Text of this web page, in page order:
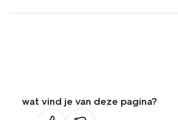
wat vind je van deze pagina?